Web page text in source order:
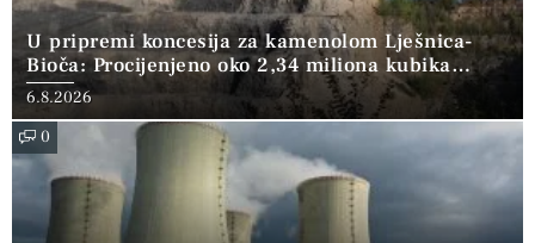
U pripremi koncesija za kamenolom Lješnica-
Bioča: Procijenjeno oko 2,34 miliona kubika
kamena
6.8.2026
0